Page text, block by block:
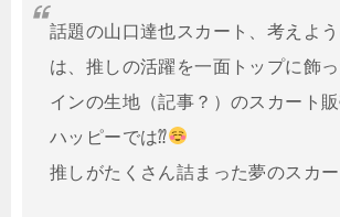
話題の山口達也スカート、考えよ
は、推しの活躍を一面トップに飾
インの生地（記事？）のスカート
ハッピーでは⁇
推しがたくさん詰まった夢のスカー